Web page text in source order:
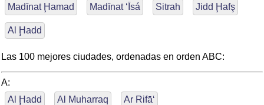
Madīnat Ḩamad Madīnat ‘Īsá Sitrah Jidd Ḩafş
Al Ḩadd
Las 100 mejores ciudades, ordenadas en orden ABC:
A:
Al Ḩadd
Al Muharraq Ar Rifā‘